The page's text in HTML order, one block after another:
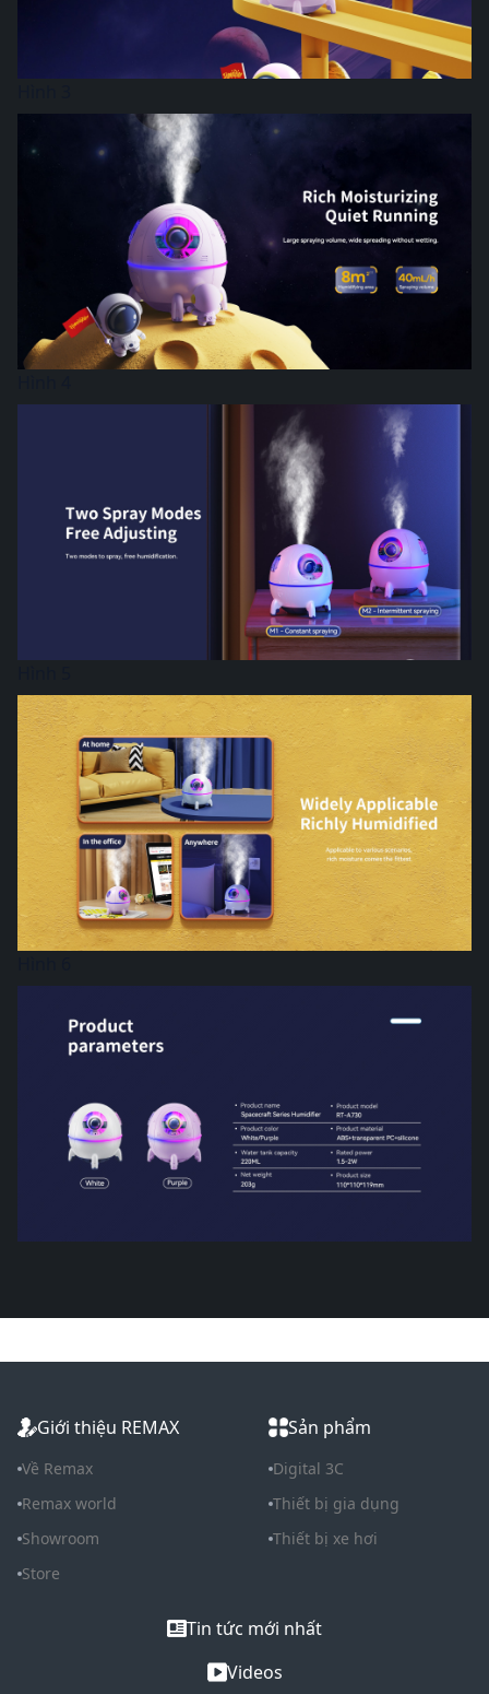
Giới thiệu REMAX
Về Remax
Remax world
Showroom
Store
Sản phẩm
Digital 3C
Thiết bị gia dụng
Thiết bị xe hơi
Tin tức mới nhất
Videos